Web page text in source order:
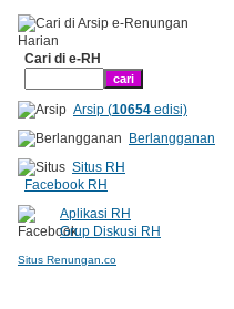
Cari di e-RH
Arsip (10654edisi)
Berlangganan
Situs RH
Facebook RH
Aplikasi RH
Grup Diskusi RH
Situs Renungan.co